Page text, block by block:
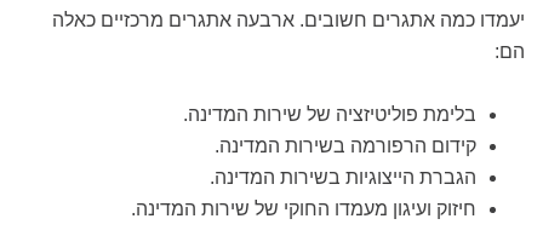
יעמדו כמה אתגרים חשובים. ארבעה אתגרים מרכזיים כאלה
הם:
בלימת פוליטיזציה של שירות המדינה.
קידום הרפורמה בשירות המדינה.
הגברת הייצוגיות בשירות המדינה.
חיזוק ועיגון מעמדו החוקי של שירות המדינה.